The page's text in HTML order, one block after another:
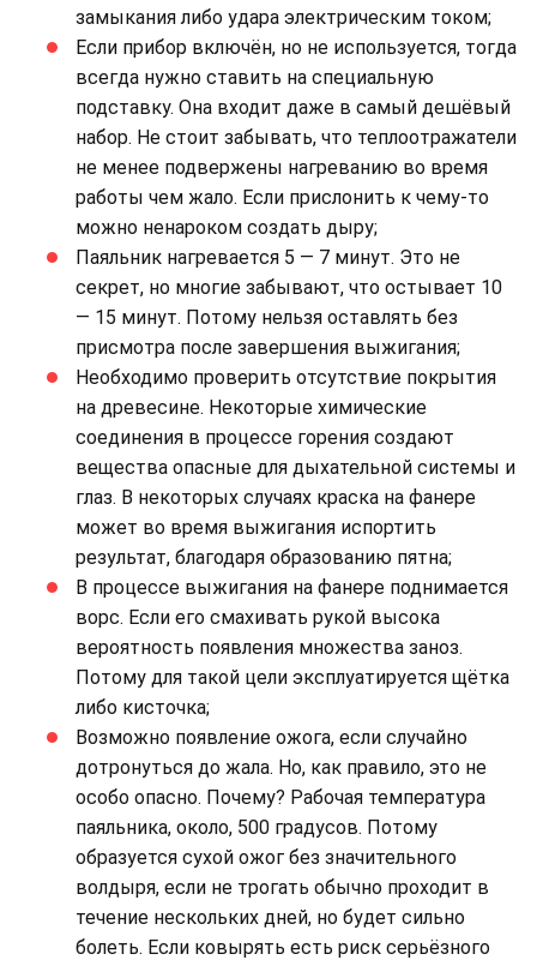
замыкания либо удара электрическим током;
Если прибор включён, но не используется, тогда
всегда нужно ставить на специальную
подставку. Она входит даже в самый дешёвый
набор. Не стоит забывать, что теплоотражатели
не менее подвержены нагреванию во время
работы чем жало. Если прислонить к чему-то
можно ненароком создать дыру;
Паяльник нагревается 5 — 7 минут. Это не
секрет, но многие забывают, что остывает 10
— 15 минут. Потому нельзя оставлять без
присмотра после завершения выжигания;
Необходимо проверить отсутствие покрытия
на древесине. Некоторые химические
соединения в процессе горения создают
вещества опасные для дыхательной системы и
глаз. В некоторых случаях краска на фанере
может во время выжигания испортить
результат, благодаря образованию пятна;
В процессе выжигания на фанере поднимается
ворс. Если его смахивать рукой высока
вероятность появления множества заноз.
Потому для такой цели эксплуатируется щётка
либо кисточка;
Возможно появление ожога, если случайно
дотронуться до жала. Но, как правило, это не
особо опасно. Почему? Рабочая температура
паяльника, около, 500 градусов. Потому
образуется сухой ожог без значительного
волдыря, если не трогать обычно проходит в
течение нескольких дней, но будет сильно
болеть. Если ковырять есть риск серьёзного